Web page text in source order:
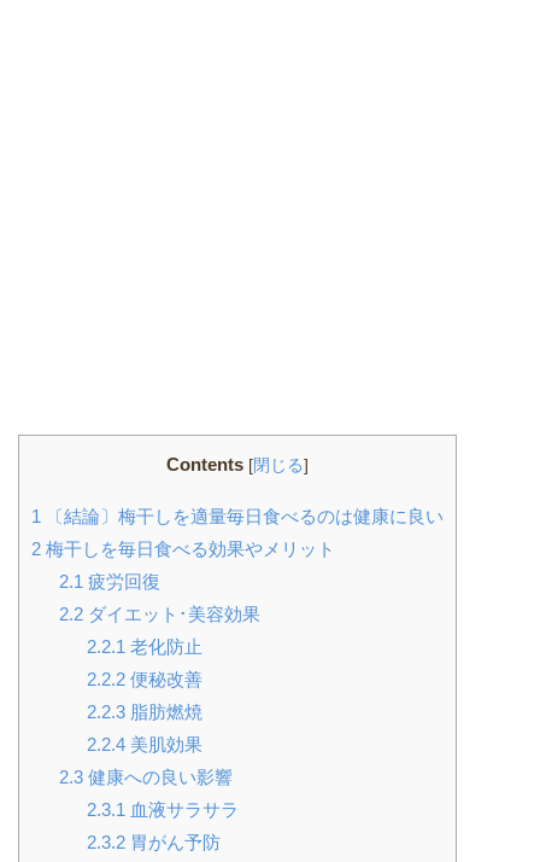
Contents [閉じる]
1
〔結論〕梅干しを適量毎日食べるのは健康に良い
2 梅干しを毎日食べる効果やメリット
2.1 疲労回復
2.2ダイエット･美容効果
2.2.1 老化防止
2.2.2便秘改善
2.2.3脂肪燃焼
2.2.4美肌効果
2.3健康への良い影響
2.3.1 血液サラサラ
2.3.2胃がん予防